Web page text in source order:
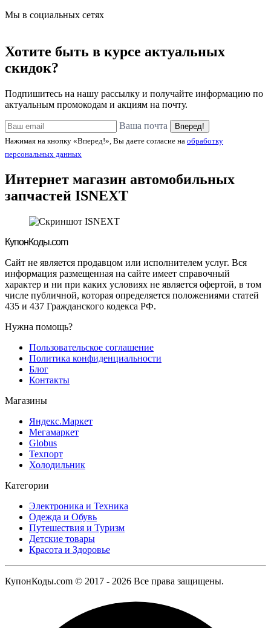
Мы в социальных сетях
Хотите быть в курсе актуальных
скидок?
Подпишитесь на нашу рассылку и получайте информацию по
актуальным промокодам и акциям на почту.
Ваша почта
Вперед!
Нажимая на кнопку «Вперед!», Вы даете согласие на обработку
персональных данных
Интернет магазин автомобильных
запчастей ISNEXT
КупонКоды.com
Сайт не является продавцом или исполнителем услуг. Вся
информация размещенная на сайте имеет справочный
характер и ни при каких условиях не является офертой, в том
числе публичной, которая определяется положениями статей
435 и 437 Гражданского кодекса РФ.
Нужна помощь?
Пользовательское соглашение
Политика конфиденциальности
Блог
Контакты
Магазины
Яндекс.Маркет
Мегамаркет
Globus
Техпорт
Холодильник
Категории
Электроника и Техника
Одежда и Обувь
Путешествия и Туризм
Детские товары
Красота и Здоровье
КупонКоды.com © 2017 - 2026 Все права защищены.